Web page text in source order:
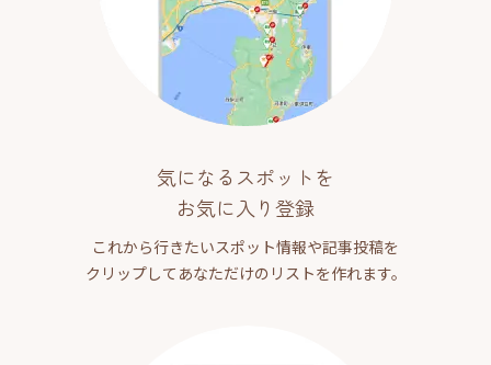
気になるスポットを
お気に入り登録
これから行きたいスポット情報や記事投稿を
クリップしてあなただけのリストを作れます。